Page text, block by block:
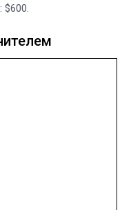
$600.